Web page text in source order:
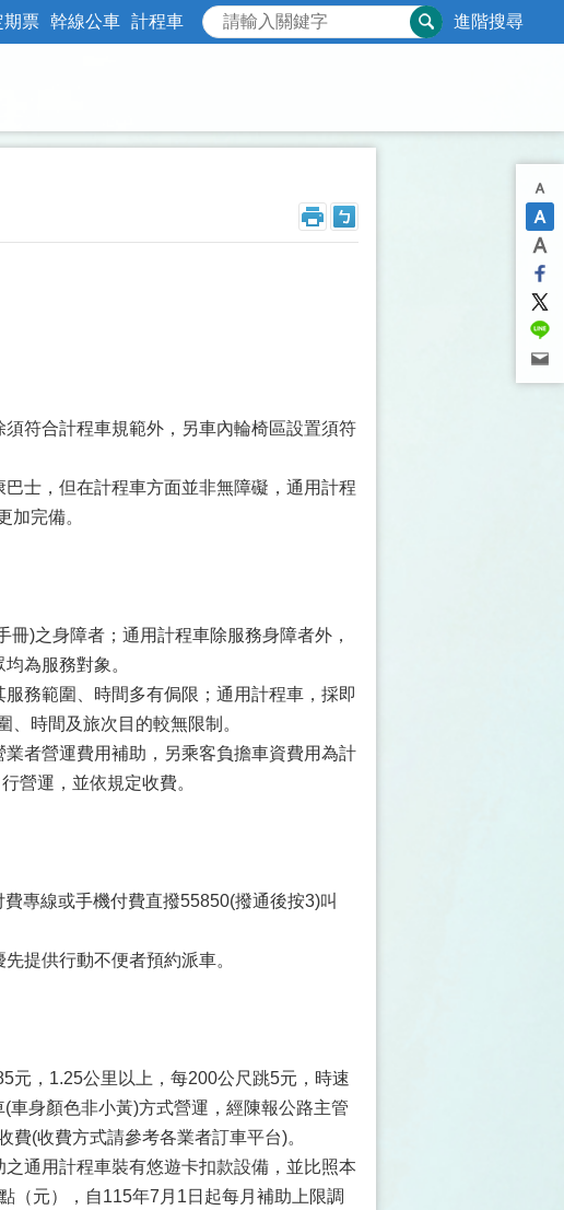
期票 幹線公車 計程車 進階搜尋
符合計程車規範外，另車內輪椅區設置須符
士，但在計程車方面並非無障礙，通用計程
加完備。
)之身障者；通用計程車除服務身障者外，
為服務對象。
務範圍、時間多有侷限；通用計程車，採即
時間及旅次目的較無限制。
者營運費用補助，另乘客負擔車資費用為計
營運，並依規定收費。
專線或手機付費直撥55850(撥通後按3)叫
提供行動不便者預約派車。
元，1.25公里以上，每200公尺跳5元，時速
身顏色非小黃)方式營運，經陳報公路主管
(收費方式請參考各業者訂車平台)。
通用計程車裝有悠遊卡扣款設備，並比照本
（元），自115年7月1日起每月補助上限調